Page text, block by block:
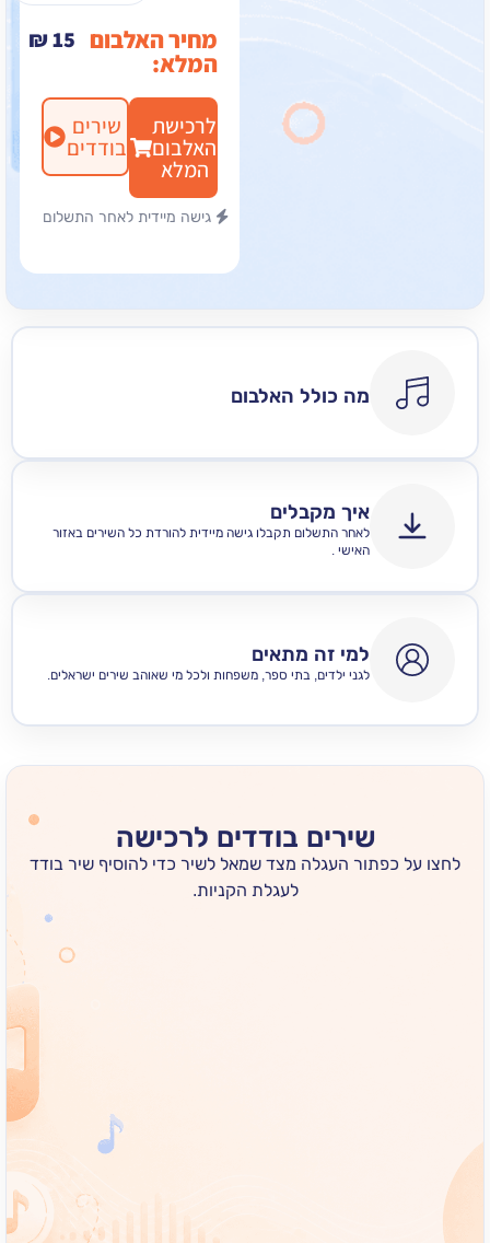
מחיר האלבום ₪15
לרכישת
האלבום
שירים
בודדים
גישה מיידית לאחר התשלום
מה כולל האלבום
איך מקבלים
לאחר התשלום תקבלו גישה מיידית להורדת כל השירים באזור
למי זה מתאים
לגני ילדים, בתי ספר, משפחות ולכל מי שאוהב שירים ישראלים.
שירים בודדים לרכישה
כפתור העגלה מצד שמאל לשיר כדי להוסיף שיר בודד
לעגלת הקניות.